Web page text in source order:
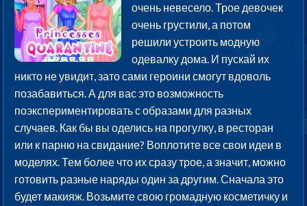
очень невесело. Трое девочек
очень грустили, а потом
решили устроить модную
одевалку дома. И пускай их
никто не увидит, зато сами героини смогут вдоволь
позабавиться. А для вас это возможность
поэкспериментировать с образами для разных
случаев. Как бы вы оделись на прогулку, в ресторан
или к парню на свидание? Воплотите все свои идеи в
моделях. Тем более что их сразу трое, а значит, можно
готовить разные наряды один за другим. Сначала это
будет макияж. Возьмите свою громадную косметичку и